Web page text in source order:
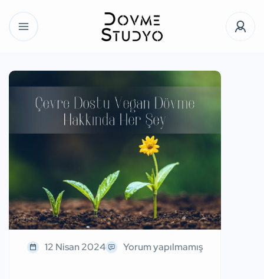
12 Nisan 2024 Yorum yapılmamış